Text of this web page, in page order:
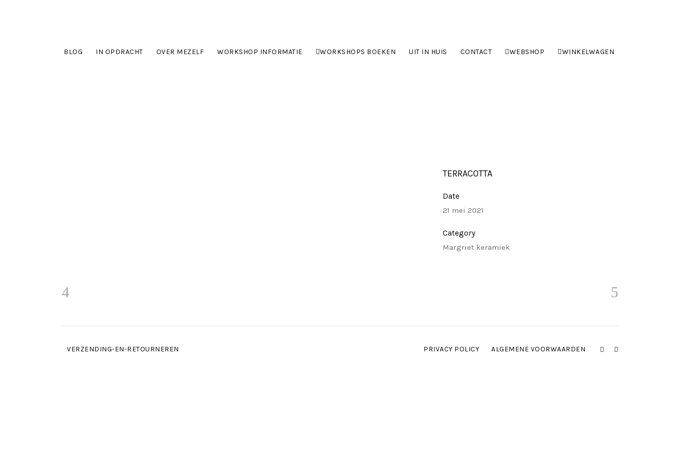
BLOG IN OPDRACHT OVER MEZELF WORKSHOP INFORMATIE WORKSHOPS BOEKEN UIT IN HUIS CONTACT WEBSHOP WINKELWAGEN
TERRACOTTA
Date
21 mei 2021
Category
Margriet keramiek
VERZENDING-EN-RETOURNEREN PRIVACY POLICY ALGEMENE VOORWAARDEN